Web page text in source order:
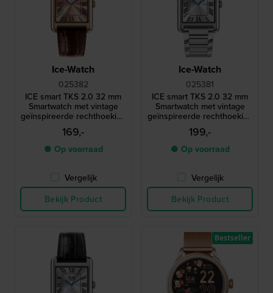
Ice-Watch
025382
ICE smart TKS 2.0 32 mm
Smartwatch met vintage
geïnspireerde rechthoekige
kast en 1,41" Amoled
touchscreen
169,-
● Op voorraad
Vergelijk
Bekijk Product
Ice-Watch
025381
ICE smart TKS 2.0 32 mm
Smartwatch met vintage
geïnspireerde rechthoekige
kast en 1,41" Amoled
touchscreen
199,-
● Op voorraad
Vergelijk
Bekijk Product
Bestseller